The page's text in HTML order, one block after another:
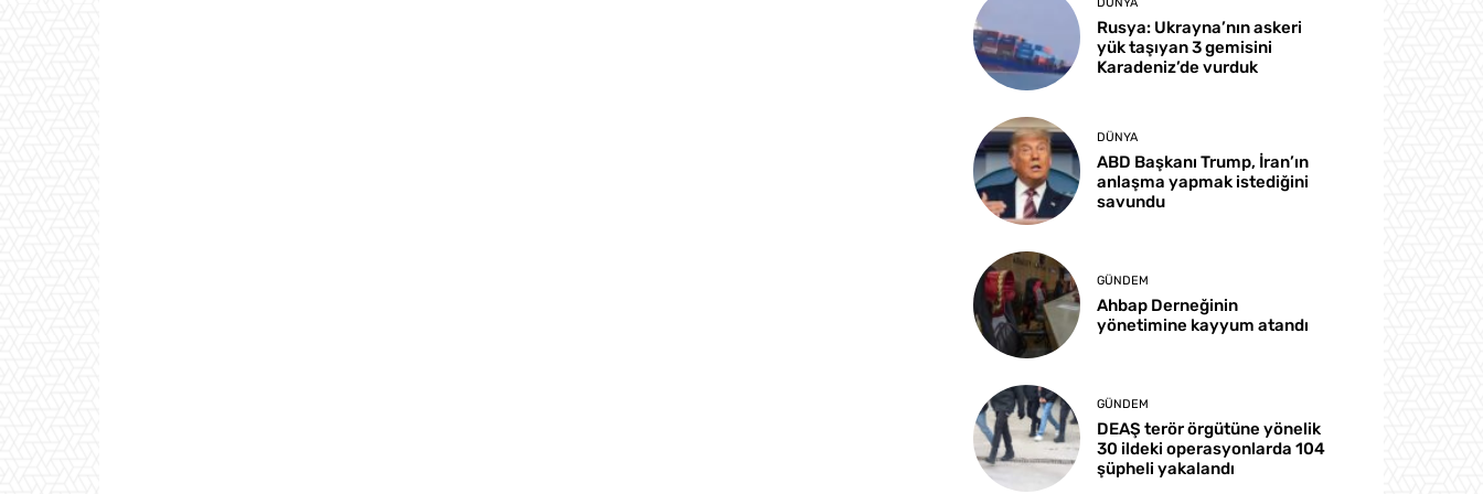
DÜNYA
Rusya: Ukrayna’nın askeri
yük taşıyan 3 gemisini
Karadeniz’de vurduk
DÜNYA
ABD Başkanı Trump, İran’ın
anlaşma yapmak istediğini
savundu
GÜNDEM
Ahbap Derneğinin
yönetimine kayyum atandı
GÜNDEM
DEAŞ terör örgütüne yönelik
30 ildeki operasyonlarda 104
şüpheli yakalandı